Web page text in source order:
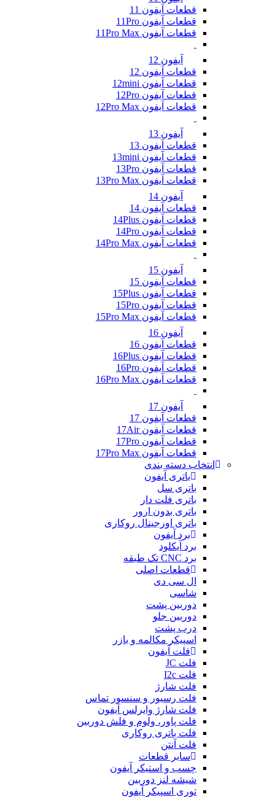
قطعات آیفون 11
قطعات آیفون 11Pro
قطعات آیفون 11Pro Max
آیفون 12
قطعات آیفون 12
قطعات آیفون 12mini
قطعات آیفون 12Pro
قطعات آیفون 12Pro Max
آیفون 13
قطعات آیفون 13
قطعات آیفون 13mini
قطعات آیفون 13Pro
قطعات آیفون 13Pro Max
آیفون 14
قطعات آیفون 14
قطعات آیفون 14Plus
قطعات آیفون 14Pro
قطعات آیفون 14Pro Max
آیفون 15
قطعات آیفون 15
قطعات آیفون 15Plus
قطعات آیفون 15Pro
قطعات آیفون 15Pro Max
آیفون 16
قطعات آیفون 16
قطعات آیفون 16Plus
قطعات آیفون 16Pro
قطعات آیفون 16Pro Max
آیفون 17
قطعات آیفون 17
قطعات آیفون 17Air
قطعات آیفون 17Pro
قطعات آیفون 17Pro Max
انتخاب دسته بندی
باتری آیفون
باتری سل
باتری فلت دار
باتری بدون ارور
باتری اورجینال روکاری
برد آیفون
برد آیکلود
برد CNC تک طبقه
قطعات اصلی
ال سی دی
شاسی
دوربین پشت
دوربین جلو
درب پشت
اسپیکر مکالمه و بازر
فلت آیفون
فلت JC
فلت I2c
فلت شارژ
فلت رسیور و سنسور تماس
فلت شارژ وایرلس آیفون
فلت پاور، ولوم و فلش دوربین
فلت باتری روکاری
فلت آنتن
سایر قطعات
چسب و استیکر آیفون
شیشه لنز دوربین
توری اسپیکر آیفون